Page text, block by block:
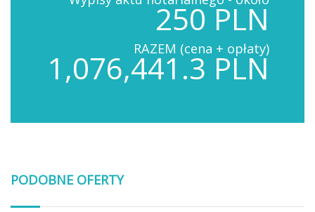
250 PLN
RAZEM (cena + opłaty)
1,076,441.3 PLN
PODOBNE OFERTY